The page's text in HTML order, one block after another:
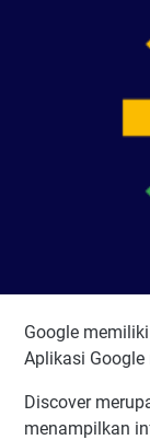
Google
Aplikasi Google
Discover
menampilkan